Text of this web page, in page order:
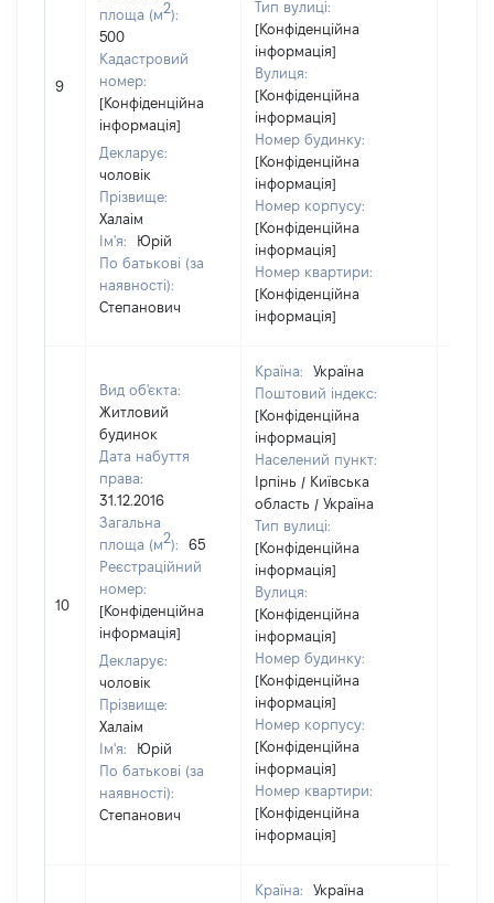
9
площа (м2):
500
Кадастровий
номер:
[Конфіденційна
інформація]
Декларує:
чоловік
Прізвище:
Халаім
Ім'я:
Юрій
По батькові (за
наявності):
Степанович
Тип вулиці:
[Конфіденційна
інформація]
Вулиця:
[Конфіденційна
інформація]
Номер будинку:
[Конфіденційна
інформація]
Номер корпусу:
[Конфіденційна
інформація]
Номер квартири:
[Конфіденційна
інформація]
10
Вид об'єкта:
Житловий
будинок
Дата набуття
права:
31.12.2016
Загальна
площа (м2):
65
Реєстраційний
номер:
[Конфіденційна
інформація]
Декларує:
чоловік
Прізвище:
Халаім
Ім'я:
Юрій
По батькові (за
наявності):
Степанович
Країна:
Україна
Поштовий індекс:
[Конфіденційна
інформація]
Населений пункт:
Ірпінь / Київська
область / Україна
Тип вулиці:
[Конфіденційна
інформація]
Вулиця:
[Конфіденційна
інформація]
Номер будинку:
[Конфіденційна
інформація]
Номер корпусу:
[Конфіденційна
інформація]
Номер квартири:
[Конфіденційна
інформація]
Країна:
Україна